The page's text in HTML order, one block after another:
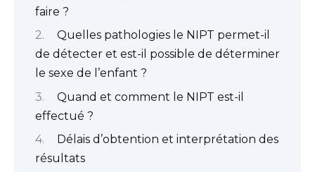
faire ?
Quelles pathologies le NIPT permet-il
de détecter et est-il possible de déterminer
le sexe de l’enfant ?
Quand et comment le NIPT est-il
effectué ?
Délais d’obtention et interprétation des
résultats